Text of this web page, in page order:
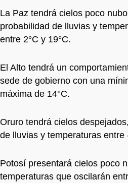
La Paz tendrá cielos poco
probabilidad de lluvias y
entre 2°C y 19°C.
El Alto tendrá un
sede de gobierno con una
máxima de 14°C.
Oruro tendrá cielos
de lluvias y temperaturas entre
Potosí presentará cielos poco
temperaturas que oscilarán